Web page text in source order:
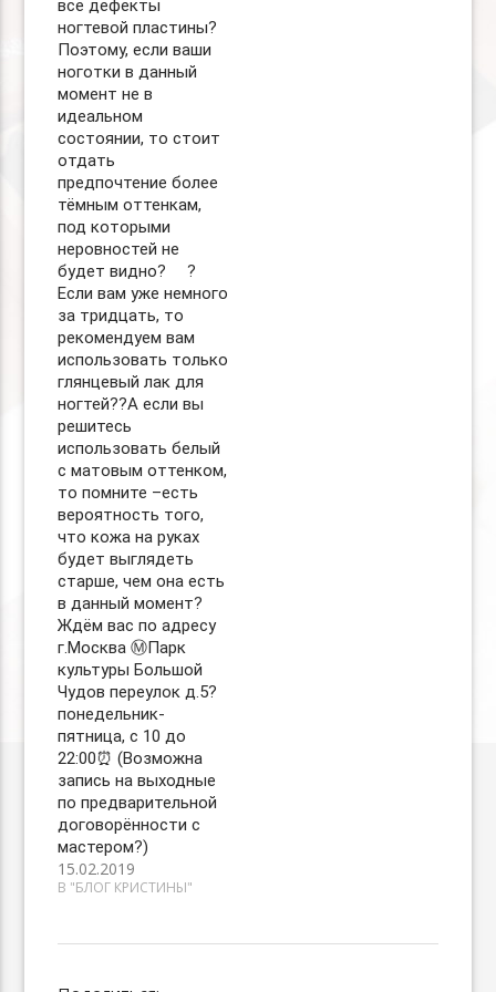
все дефекты
ногтевой пластины?
Поэтому, если ваши
ноготки в данный
момент не в
идеальном
состоянии, то стоит
отдать
предпочтение более
тёмным оттенкам,
под которыми
неровностей не
будет видно? ⠀ ?
Если вам уже немного
за тридцать, то
рекомендуем вам
использовать только
глянцевый лак для
ногтей??А если вы
решитесь
использовать белый
с матовым оттенком,
то помните –есть
вероятность того,
что кожа на руках
будет выглядеть
старше, чем она есть
в данный момент? ⠀
Ждём вас по адресу
г.Москва Ⓜ️Парк
культуры Большой
Чудов переулок д.5?
понедельник-
пятница, с 10 до
22:00⏰ (Возможна
запись на выходные
по предварительной
договорённости с
мастером?)
15.02.2019
В "БЛОГ КРИСТИНЫ"